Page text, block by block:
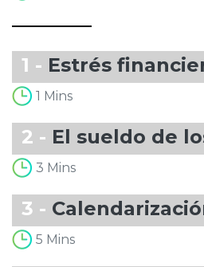
1 - Estrés
1 Mins
2 - El sueldo de
3 Mins
3 -
5 Mins